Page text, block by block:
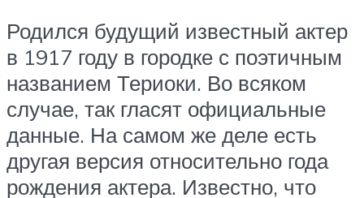
Родился будущий известный актер
в 1917 году в городке с поэтичным
названием Териоки. Во всяком
случае, так гласят официальные
данные. На самом же деле есть
другая версия относительно года
рождения актера. Известно, что